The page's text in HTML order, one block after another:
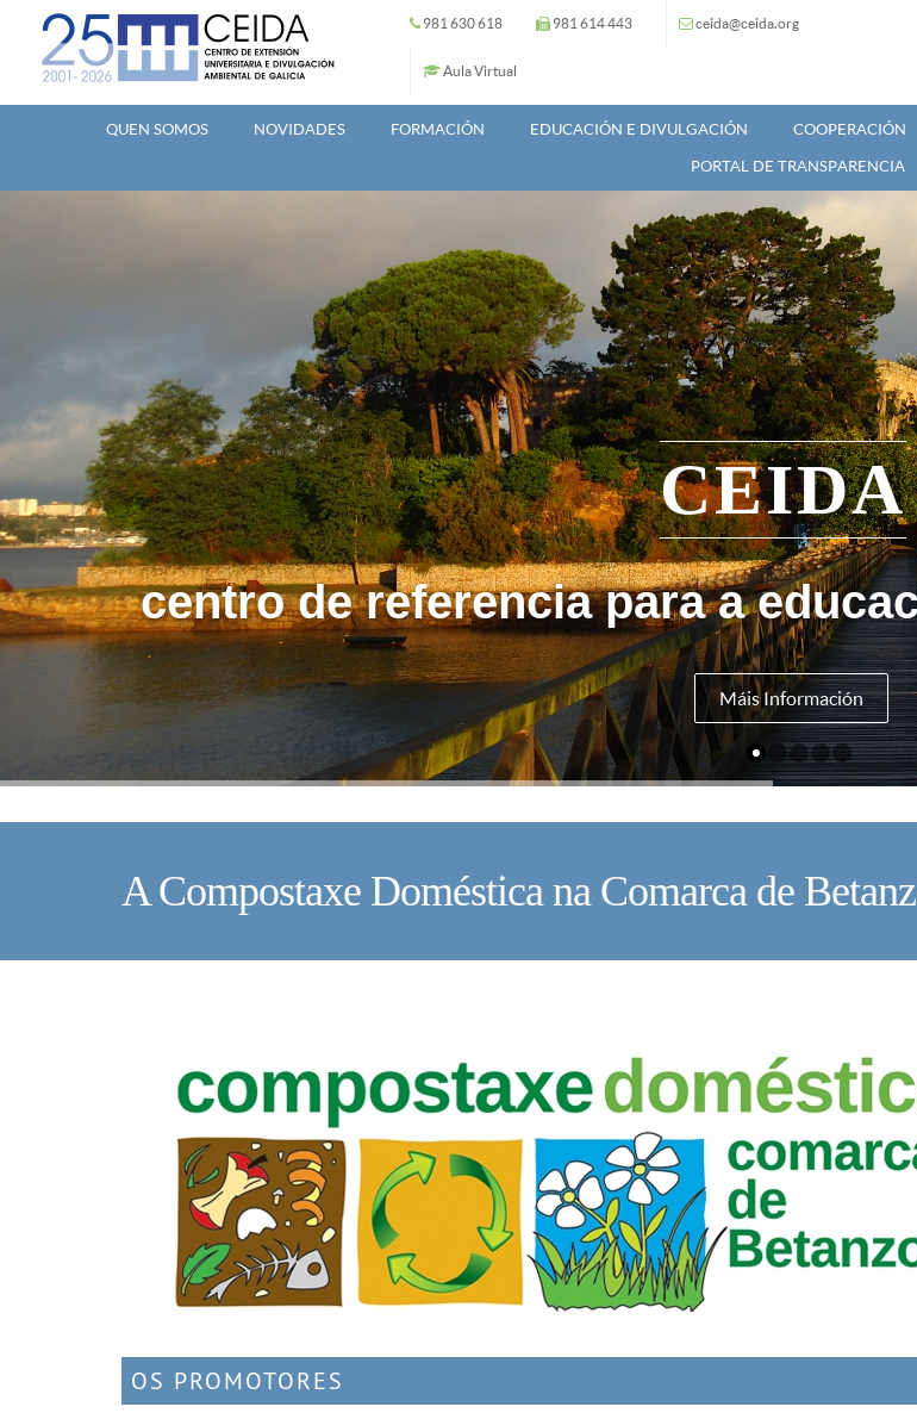
Ir o contido principal 981 630 618 981 614 443 ceida@ceida.org
Aula Virtual
QUEN SOMOS NOVIDADES FORMACIÓN EDUCACIÓN E DIVULGACIÓN COOPERACIÓN
PORTAL DE TRANSPARENCIA
centro de referencia para a
Máis Información
CEIDA
A Compostaxe Doméstica na Comarca de
OS PROMOTORES